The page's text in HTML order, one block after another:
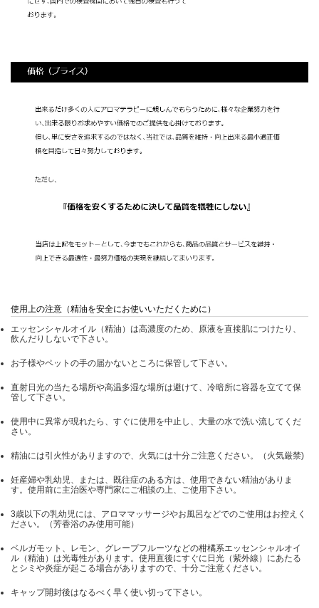
使用上の注意（精油を安全にお使いいただくために）
エッセンシャルオイル（精油）は高濃度のため、原液を直接肌につけたり、
飲んだりしないで下さい。
お子様やペットの手の届かないところに保管して下さい。
直射日光の当たる場所や高温多湿な場所は避けて、冷暗所に容器を立てて保
管して下さい。
使用中に異常が現れたら、すぐに使用を中止し、大量の水で洗い流してくだ
さい。
精油には引火性がありますので、火気には十分ご注意ください。（火気厳禁)
妊産婦や乳幼児、または、既往症のある方は、使用できない精油がありま
す。使用前に主治医や専門家にご相談の上、ご使用下さい。
3歳以下の乳幼児には、アロママッサージやお風呂などでのご使用はお控えく
ださい。（芳香浴のみ使用可能）
ベルガモット、レモン、グレープフルーツなどの柑橘系エッセンシャルオイ
ル（精油）は光毒性があります。使用直後にすぐに日光（紫外線）にあたる
とシミや炎症が起こる場合がありますので、十分ご注意ください。
キャップ開封後はなるべく早く使い切って下さい。